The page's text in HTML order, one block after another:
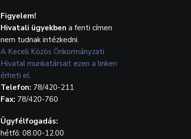
Figyelem!
Hivatali ügyekben a fenti címen
nem tudnak intézkedni.
A Keceli Közös Önkormányzati
Hivatal munkatársait ezen a linken
érheti el:
Telefon: 78/420-211
Fax: 78/420-760
Ügyfélfogadás:
hétfő: 08.00-12.00